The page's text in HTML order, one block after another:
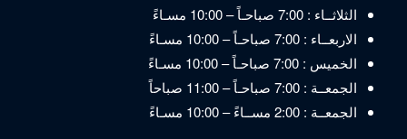
الثلاثــاء : 7:00 صباحـاً – 10:00 مسـاءً
الاربعــاء : 7:00 صباحـاً – 10:00 مسـاءً
الخميس : 7:00 صباحـاً – 10:00 مسـاءً
الجمعــة : 7:00 صباحـاً – 11:00 صباحاً
الجمعــة : 2:00 مســاءً – 10:00 مسـاءً